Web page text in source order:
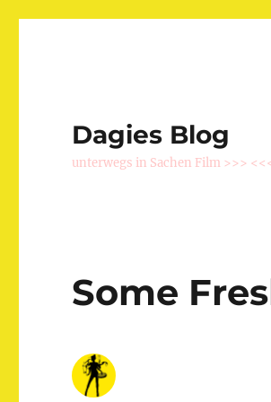
Dagies Blog
unterwegs in Sachen Film >>>
Some